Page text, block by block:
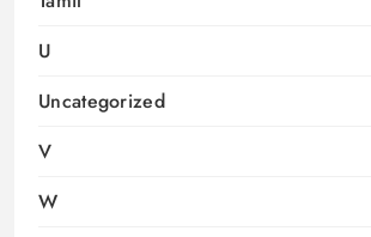
U
Uncategorized
V
W